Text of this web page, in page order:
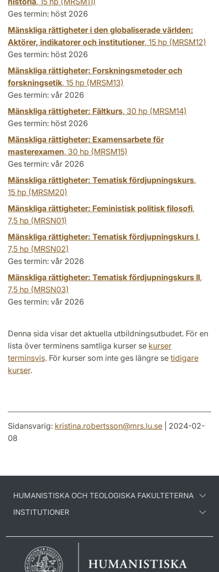
Ges termin: höst 2026
Mänskliga rättigheter i den globaliserade världen:
Aktörer, indikatorer och institutioner, 15 hp (MRSM12)
Ges termin: höst 2026
Mänskliga rättigheter: Forskningsmetoder och
forskningsetik, 15 hp (MRSM13)
Ges termin: vår 2026
Mänskliga rättigheter: Fältkurs, 30 hp (MRSM14)
Ges termin: höst 2026
Mänskliga rättigheter: Examensarbete för
masterexamen, 30 hp (MRSM15)
Ges termin: vår 2026
Mänskliga rättigheter: Tematisk fördjupningskurs,
15 hp (MRSM20)
Mänskliga rättigheter: Feministisk politisk filosofi,
7,5 hp (MRSN01)
Mänskliga rättigheter: Tematisk fördjupningskurs I,
7,5 hp (MRSN02)
Ges termin: vår 2026
Mänskliga rättigheter: Tematisk fördjupningskurs II,
7,5 hp (MRSN03)
Ges termin: vår 2026
Denna sida visar det aktuella utbildningsutbudet. För en
lista över terminens samtliga kurser se kurser
terminsvis. För kurser som inte ges längre se tidigare
kurser.
Sidansvarig: kristina.robertsson@mrs.lu.se | 2024-02-
08
HUMANISTISKA OCH TEOLOGISKA FAKULTETERNA
INSTITUTIONER